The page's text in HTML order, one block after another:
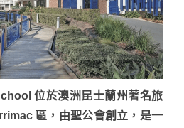
位於澳洲昆士蘭州著名旅
區，由聖公會創立，是一